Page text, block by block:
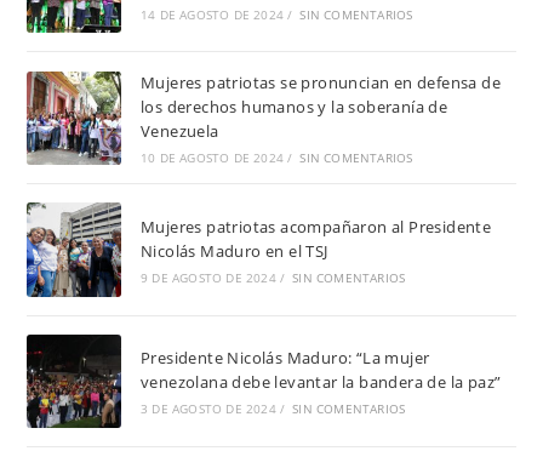
14 DE AGOSTO DE 2024 / SIN COMENTARIOS
Mujeres patriotas se pronuncian en defensa de
los derechos humanos y la soberanía de
Venezuela
10 DE AGOSTO DE 2024 / SIN COMENTARIOS
Mujeres patriotas acompañaron al Presidente
Nicolás Maduro en el TSJ
9 DE AGOSTO DE 2024 / SIN COMENTARIOS
Presidente Nicolás Maduro: “La mujer
venezolana debe levantar la bandera de la paz”
3 DE AGOSTO DE 2024 / SIN COMENTARIOS